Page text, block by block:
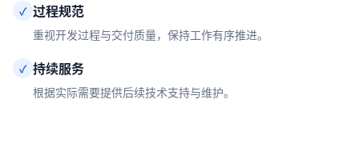
✓ 过程规范
重视开发过程与交付质量，保持工作有序推进。
✓ 持续服务
根据实际需要提供后续技术支持与维护。